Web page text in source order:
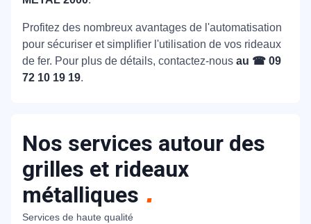
Profitez des nombreux avantages de l'automatisation
pour sécuriser et simplifier l'utilisation de vos rideaux
de fer. Pour plus de détails, contactez-nous au ☎ 09
72 10 19 19.
Nos services autour des
grilles et rideaux
métalliques
Services de haute qualité